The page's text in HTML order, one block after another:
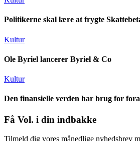
Politikerne skal lære at frygte
Kultur
Ole Byriel lancerer Byriel & Co
Kultur
Den finansielle verden har brug for
Få Vol. i din indbakke
Tilmeld dig vores månedlige nyhedsbrev